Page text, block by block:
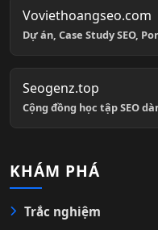
Voviethoangseo.com
Dự án, Case Study SEO,
Seogenz.top
Cộng đồng học tập SEO
KHÁM PHÁ
Trắc nghiệm